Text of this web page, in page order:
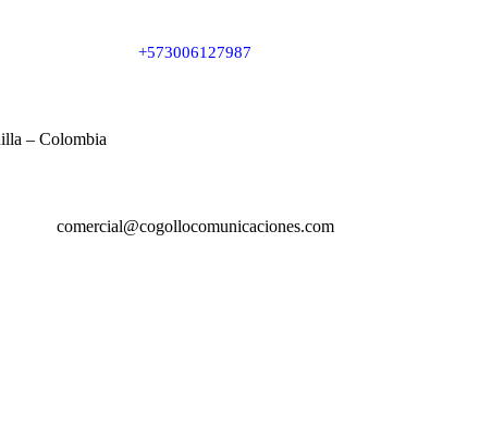
+573006127987
– Colombia
comercial@cogollocomunicaciones.com